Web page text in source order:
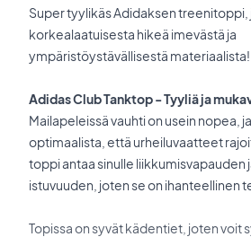
Super tyylikäs Adidaksen
korkealaatuisesta hikeä imevästä ja
ympäristöystävällisestä materiaalista!
Adidas Club Tanktop - Tyyliä ja
Mailapeleissä vauhti on usein nopea,
optimaalista, että urheiluvaatteet
toppi antaa sinulle liikkumisvapauden
istuvuuden, joten se on ihanteellinen
Topissa on syvät kädentiet, joten voit